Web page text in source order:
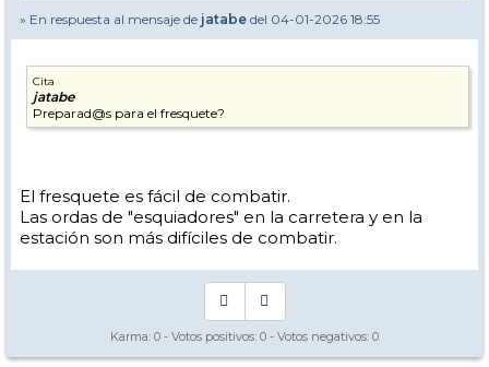
» En respuesta al mensaje de jatabe del 04-01-2026 18:55
Cita
jatabe
Preparad@s para el fresquete?
El fresquete es fácil de combatir.
Las ordas de "esquiadores" en la carretera y en la
estación son más difíciles de combatir.
Karma: 0 - Votos positivos: 0 - Votos negativos: 0